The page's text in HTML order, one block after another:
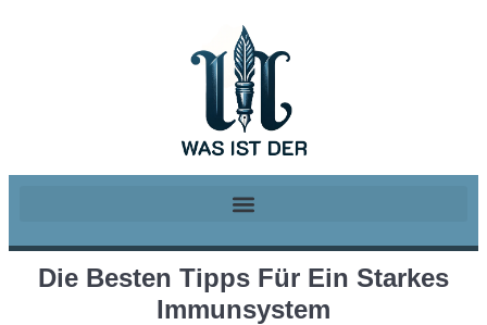
Die Besten Tipps Für Ein Starkes
Immunsystem